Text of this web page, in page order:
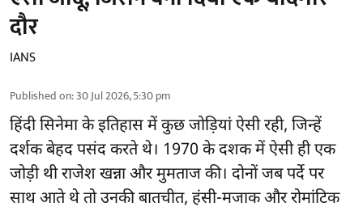
दौर
IANS
Published on:30 Jul 2026, 5:30 pm
हिंदी सिनेमा के इतिहास में कुछ जोड़ियां ऐसी रही, जिन्हें
दर्शक बेहद पसंद करते थे। 1970 के दशक में ऐसी ही एक
जोड़ी थी राजेश खन्ना और मुमताज की। दोनों जब पर्दे पर
साथ आते थे तो उनकी बातचीत, हंसी-मजाक और रोमांटिक